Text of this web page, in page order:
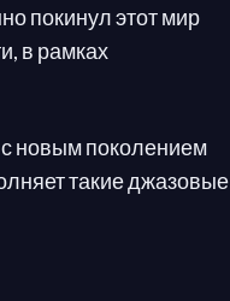
покинул этот мир
в рамках
с новым поколением
такие джазовые
Амина Салема